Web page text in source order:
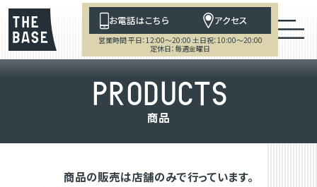
お電話はこちら アクセス
営業時間 平日：12:00～20:00 土日祝：10:00～20:00
定休日：毎週金曜日
PRODUCTS
商品
商品の販売は店舗のみで行っています。